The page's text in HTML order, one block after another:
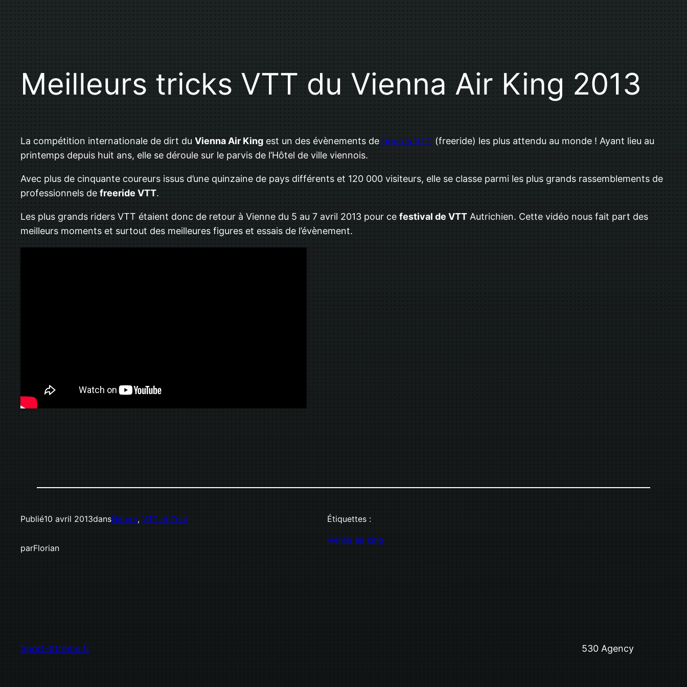
Meilleurs tricks VTT du Vienna Air King 2013
La compétition internationale de dirt du Vienna Air King est un des évènements de figures VTT (freeride) les plus attendu au monde ! Ayant lieu au
printemps depuis huit ans, elle se déroule sur le parvis de l’Hôtel de ville viennois.
Avec plus de cinquante coureurs issus d’une quinzaine de pays différents et 120 000 visiteurs, elle se classe parmi les plus grands rassemblements de
professionnels de freeride VTT.
Les plus grands riders VTT étaient donc de retour à Vienne du 5 au 7 avril 2013 pour ce festival de VTT Autrichien. Cette vidéo nous fait part des
meilleurs moments et surtout des meilleures figures et essais de l’évènement.
Publié10 avril 2013dansNature, VTT et Trial
parFlorian
Étiquettes :
vienna air king
Sport-Xtreme.fr 530 Agency